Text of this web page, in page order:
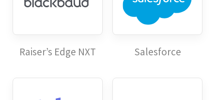
Raiser’s Edge NXT Salesforce